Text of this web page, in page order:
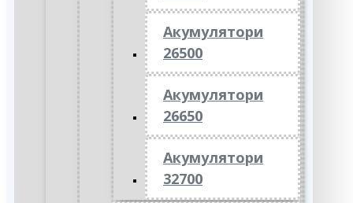
Акумулятори
26500
Акумулятори
26650
Акумулятори
32700